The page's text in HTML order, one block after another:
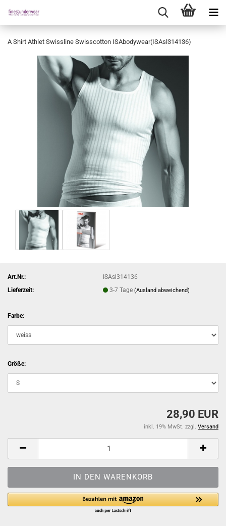
A Shirt Athlet Swissline Swisscotton ISAbodywear(ISAsl314136)
Art.Nr.:
ISAsl314136
Lieferzeit:
3-7 Tage(Ausland abweichend)
Farbe:
Größe:
28,90 EUR
inkl. 19% MwSt. zzgl. Versand